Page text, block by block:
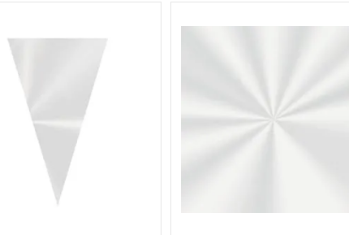
FAZER LOGIN